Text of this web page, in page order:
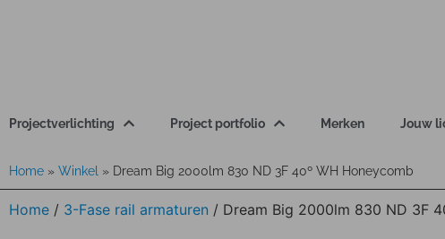
Projectverlichting Project portfolio Merken Jouw
Home » Winkel » Dream Big 2000lm 830 ND 3F 40º WH Honeycomb
Home / 3-Fase rail armaturen / Dream Big 2000lm 830 ND 3F